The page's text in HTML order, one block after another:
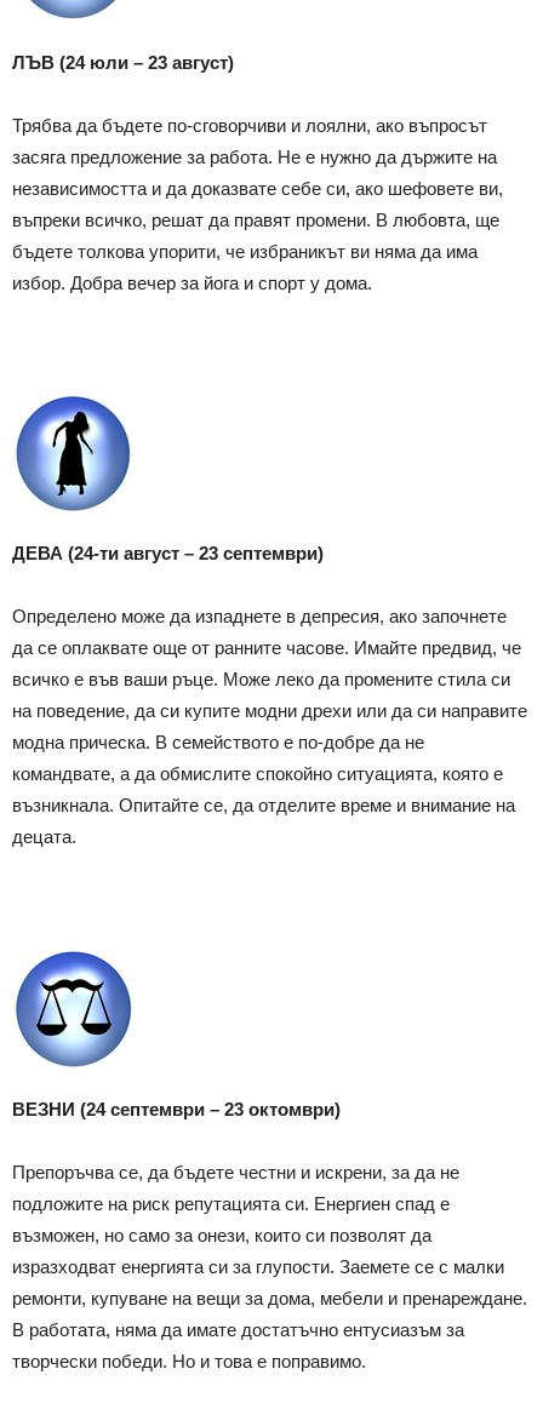
ЛЪВ (24 юли – 23 август)
Трябва да бъдете по-сговорчиви и лоялни, ако въпросът
засяга предложение за работа. Не е нужно да държите на
независимостта и да доказвате себе си, ако шефовете ви,
въпреки всичко, решат да правят промени. В любовта, ще
бъдете толкова упорити, че избраникът ви няма да има
избор. Добра вечер за йога и спорт у дома.
ДЕВА (24-ти август – 23 септември)
Определено може да изпаднете в депресия, ако започнете
да се оплаквате още от ранните часове. Имайте предвид, че
всичко е във ваши ръце. Може леко да промените стила си
на поведение, да си купите модни дрехи или да си направите
модна прическа. В семейството е по-добре да не
командвате, а да обмислите спокойно ситуацията, която е
възникнала. Опитайте се, да отделите време и внимание на
децата.
ВЕЗНИ (24 септември – 23 октомври)
Препоръчва се, да бъдете честни и искрени, за да не
подложите на риск репутацията си. Енергиен спад е
възможен, но само за онези, които си позволят да
изразходват енергията си за глупости. Заемете се с малки
ремонти, купуване на вещи за дома, мебели и пренареждане.
В работата, няма да имате достатъчно ентусиазъм за
творчески победи. Но и това е поправимо.